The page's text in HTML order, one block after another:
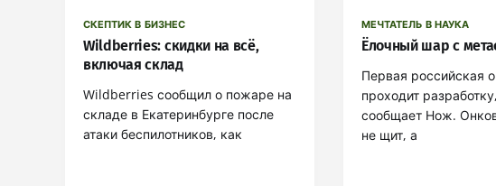
СКЕПТИК В БИЗНЕС
Wildberries: скидки на всё,
включая склад
Wildberries сообщил о пожаре на
складе в Екатеринбурге после
атаки беспилотников, как
МЕЧТАТЕЛЬ В НАУКА
Ёлочный шар с
Первая российская
проходит
сообщает Нож.
не щит, а